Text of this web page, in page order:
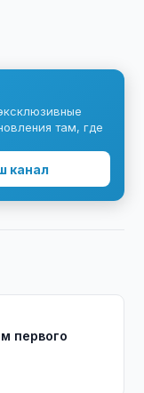
там, где
канал
первого